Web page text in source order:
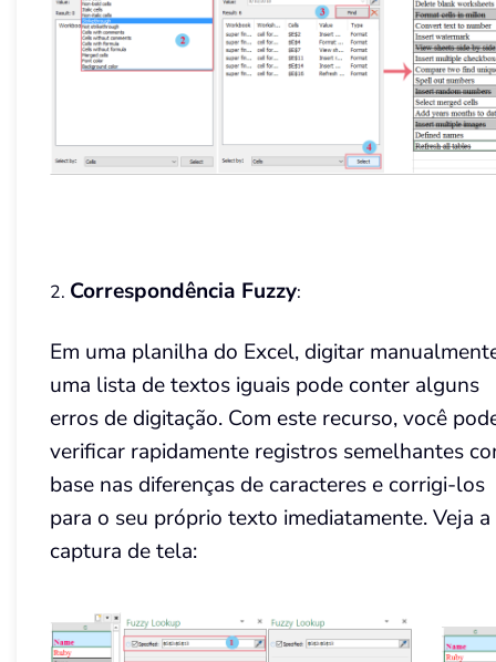
2. Correspondência Fuzzy:
Em uma planilha do Excel, digitar
uma lista de textos iguais pode conter alguns
erros de digitação. Com este recurso, você
verificar rapidamente registros semelhantes
base nas diferenças de caracteres e corrigi-los
para o seu próprio texto imediatamente. Veja a
captura de tela: